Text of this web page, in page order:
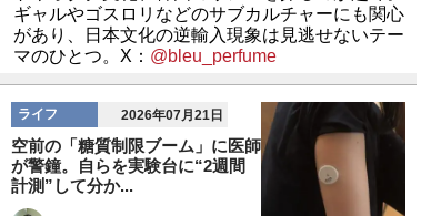
ギャルやゴスロリなどのサブカルチャーにも関心
があり、日本文化の逆輸入現象は見逃せないテー
マのひとつ。X： @bleu_perfume
ライフ 2026年07月21日
空前の「糖質制限ブーム」に医師
が警鐘。自らを実験台に“2週間
計測”して分か...